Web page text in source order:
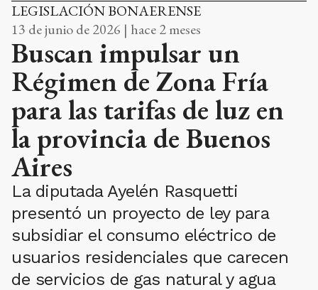
LEGISLACIÓN BONAERENSE
13 de junio de 2026 | hace 2 meses
Buscan impulsar un
Régimen de Zona Fría
para las tarifas de luz en
la provincia de Buenos
Aires
La diputada Ayelén Rasquetti
presentó un proyecto de ley para
subsidiar el consumo eléctrico de
usuarios residenciales que carecen
de servicios de gas natural y agua